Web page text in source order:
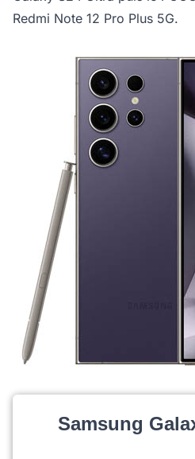
Redmi Note 12 Pro Plus 5G.
Samsung